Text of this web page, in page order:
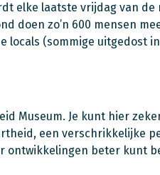
elke laatste vrijdag van
doen zo’n 600 mensen
locals (sommige uitgedost
Museum. Je kunt hier
een verschrikkelijke
ontwikkelingen beter kunt